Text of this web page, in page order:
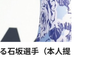
石坂選手（本人提